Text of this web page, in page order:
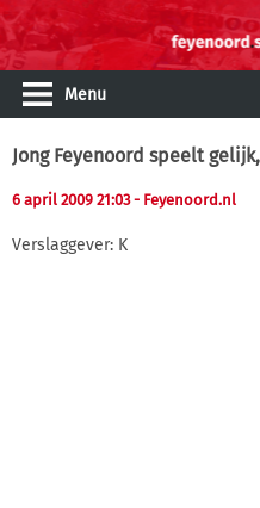
Menu
Jong Feyenoord speelt
6 april 2009 21:03- Feyenoord.nl
Verslaggever: K